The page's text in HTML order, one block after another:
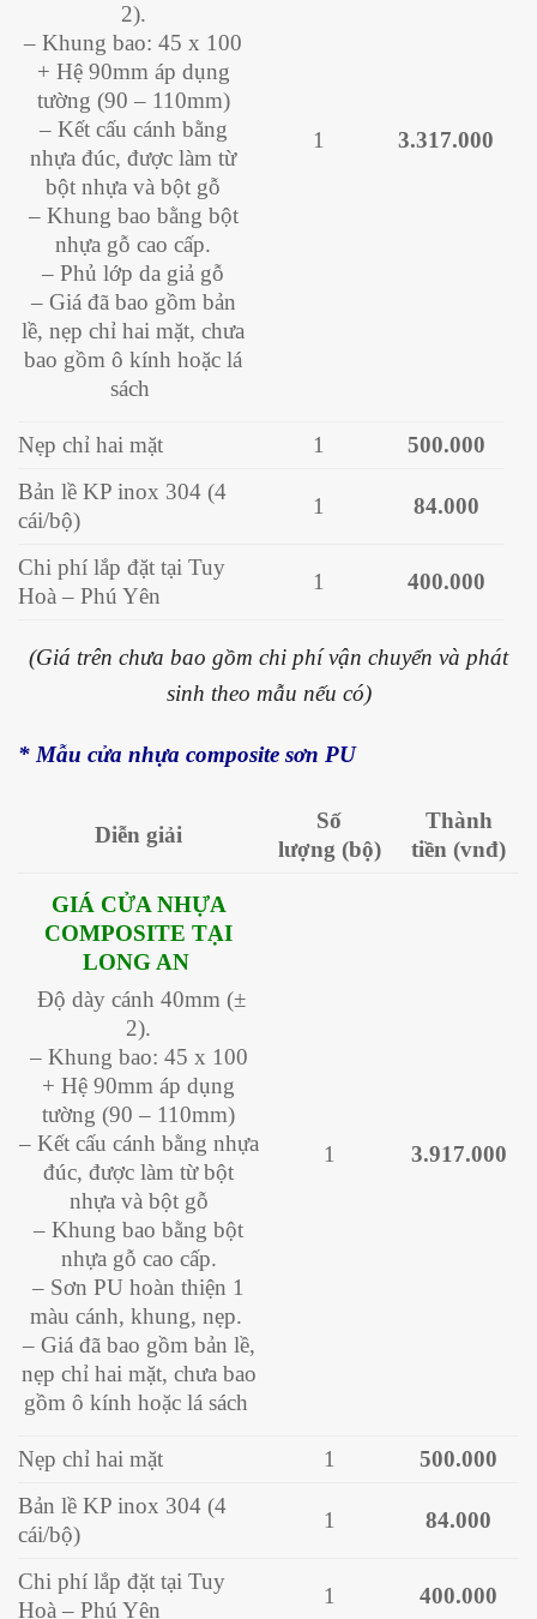
2).
– Khung bao: 45 x 100
+ Hệ 90mm áp dụng
tường (90 – 110mm)
– Kết cấu cánh bằng
nhựa đúc, được làm từ
bột nhựa và bột gỗ
– Khung bao bằng bột
nhựa gỗ cao cấp.
– Phủ lớp da giả gỗ
– Giá đã bao gồm bản
lề, nẹp chỉ hai mặt, chưa
bao gồm ô kính hoặc lá
sách
1 3.317.000
Nẹp chỉ hai mặt 1
500.000
Bản lề KP inox 304 (4
cái/bộ)
1 84.000
Chi phí lắp đặt tại Tuy
Hoà – Phú Yên
1 400.000
(Giá trên chưa bao gồm chi phí vận chuyển và phát
sinh theo mẫu nếu có)
* Mẫu cửa nhựa composite sơn PU
Diễn giải
Số
lượng (bộ)
Thành
tiền (vnđ)
GIÁ CỬA NHỰA
COMPOSITE TẠI
LONG AN
Độ dày cánh 40mm (±
2).
– Khung bao: 45 x 100
+ Hệ 90mm áp dụng
tường (90 – 110mm)
– Kết cấu cánh bằng nhựa
đúc, được làm từ bột
nhựa và bột gỗ
– Khung bao bằng bột
nhựa gỗ cao cấp.
– Sơn PU hoàn thiện 1
màu cánh, khung, nẹp.
– Giá đã bao gồm bản lề,
nẹp chỉ hai mặt, chưa bao
gồm ô kính hoặc lá sách
1 3.917.000
Nẹp chỉ hai mặt 1
500.000
Bản lề KP inox 304 (4
cái/bộ)
1 84.000
Chi phí lắp đặt tại Tuy
Hoà – Phú Yên
1 400.000